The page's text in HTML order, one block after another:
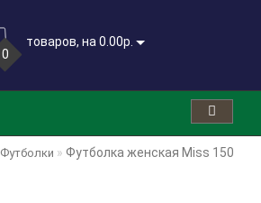
0
товаров, на 0.00р.
Футболки Футболка женская Miss 150,